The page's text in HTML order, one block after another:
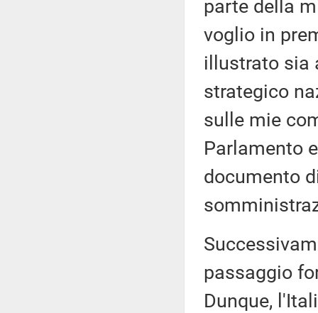
parte della
voglio in
illustrato sia
strategico
sulle mie
Parlamento
documento
passaggio
Dunque,